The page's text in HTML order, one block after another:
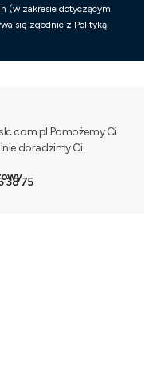
(w zakresie dotyczącym
się zgodnie z Polityką
Pomożemy Ci
doradzimy Ci.
38 75